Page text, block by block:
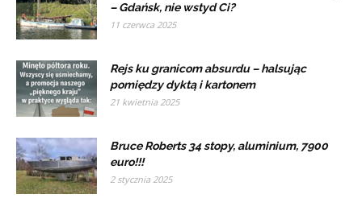
– Gdańsk, nie wstyd Ci?
11 czerwca 2025
Rejs ku granicom absurdu – halsując
pomiędzy dyktą i kartonem
21 kwietnia 2025
Bruce Roberts 34 stopy, aluminium, 7900
euro!!!
2 stycznia 2025